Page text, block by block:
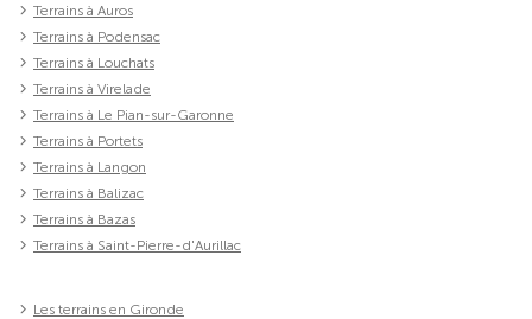
Terrains à Auros
Terrains à Podensac
Terrains à Louchats
Terrains à Virelade
Terrains à Le Pian-sur-Garonne
Terrains à Portets
Terrains à Langon
Terrains à Balizac
Terrains à Bazas
Terrains à Saint-Pierre-d'Aurillac
Les terrains en Gironde